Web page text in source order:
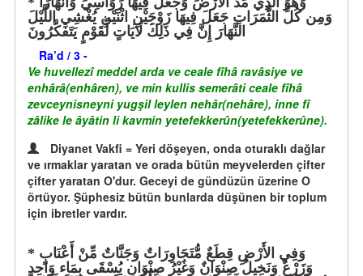
وَمِن كُلِّ الثَّمَرَاتِ جَعَلَ فِيهَا زَوْجَيْنِ اثْنَيْنِ يُغْشِي اللَّيْلَ
النَّهَارَ إِنَّ فِي ذَلِكَ لَآيَاتٍ لِّقَوْمٍ يَتَفَكَّرُونَ
Ra’d / 3 -
Ve huvellezî meddel arda ve ceale fîhâ ravâsiye ve
enhârâ(enhâren), ve min kullis semerâti ceale fîhâ
zevceynisneyni yugşil leylen nehâr(nehâre), inne fî
zâlike le âyâtin li kavmin yetefekkerûn(yetefekkerûne).
Diyanet Vakfi = Yeri döşeyen, onda oturaklı dağlar
ve ırmaklar yaratan ve orada bütün meyvelerden çifter
çifter yaratan O'dur. Geceyi de gündüzün üzerine O
örtüyor. Şüphesiz bütün bunlarda düşünen bir toplum
için ibretler vardır.
وَزَرْعٌ وَنَخِيلٌ صِنْوَانٌ وَغَيْرُ صِنْوَانٍ يُسْقَى بِمَاء وَاحِدٍ